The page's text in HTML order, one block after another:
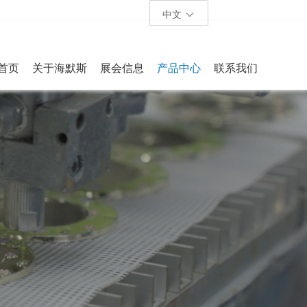
中文
页 关于海默斯 展会信息 产品中心 联系我们